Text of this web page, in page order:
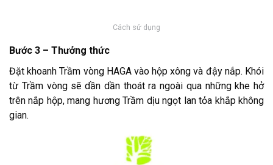
Cách sử dụng
Bước 3 – Thưởng thức
Đặt khoanh Trầm vòng HAGA vào hộp xông và đậy nắp. Khói
từ Trầm vòng sẽ dần dần thoát ra ngoài qua những khe hở
trên nắp hộp, mang hương Trầm dịu ngọt lan tỏa khắp không
gian.